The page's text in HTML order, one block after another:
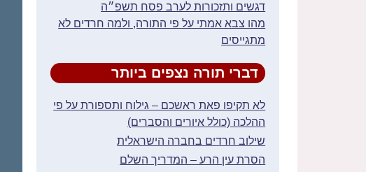
דגשים ותזכורות לערב פסח תשפ״ה
מהו צבא אמתי על פי התורה, ולמה חרדים לא
מתגייסים
דברי תורה נצפים ביותר
לא תקיפו פאת ראשכם – גילוח ותספורת על פי
ההלכה (כולל איורים והסברים)
שילוב חרדים בחברה הישראלית
הסרת עין הרע – המדריך השלם